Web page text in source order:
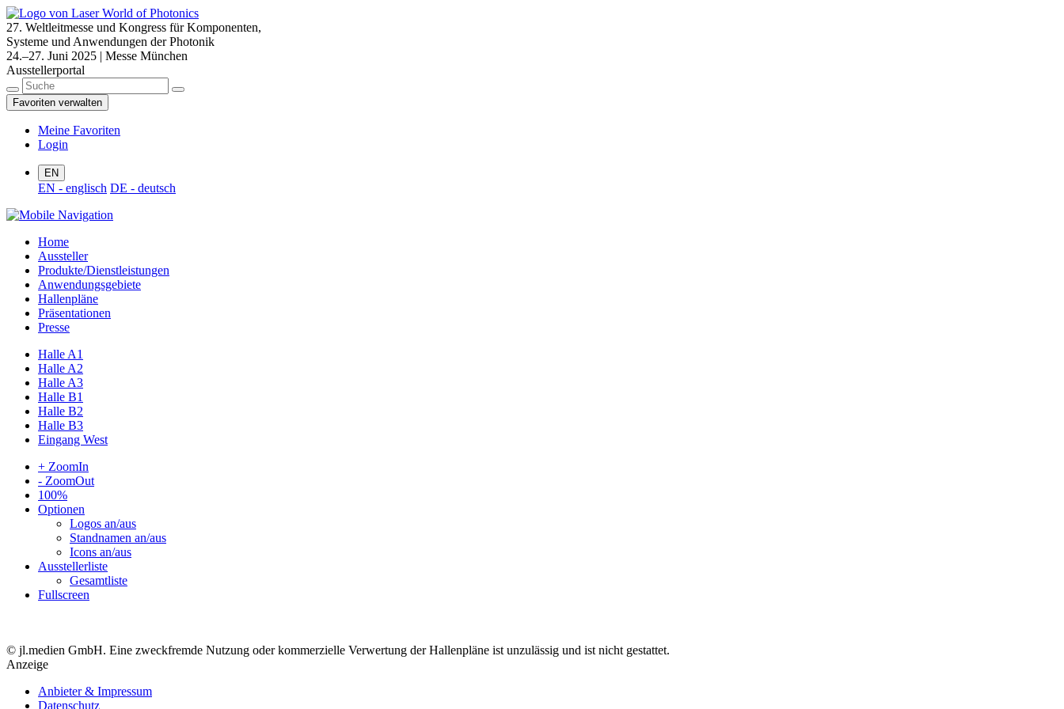
27. Weltleitmesse und Kongress für Komponenten,
Systeme und Anwendungen der Photonik
24.–27. Juni 2025 | Messe München
Ausstellerportal
Favoriten verwalten
Meine Favoriten
Login
EN
EN - englisch DE - deutsch
Home
Aussteller
Produkte/Dienstleistungen
Anwendungsgebiete
Hallenpläne
Präsentationen
Presse
Halle A1
Halle A2
Halle A3
Halle B1
Halle B2
Halle B3
Eingang West
+ ZoomIn
- ZoomOut
100%
Optionen
Logos an/aus
Standnamen an/aus
Icons an/aus
Ausstellerliste
Gesamtliste
Fullscreen
© jl.medien GmbH. Eine zweckfremde Nutzung oder kommerzielle Verwertung der Hallenpläne ist unzulässig und ist nicht gestattet.
Anzeige
Anbieter & Impressum
Datenschutz